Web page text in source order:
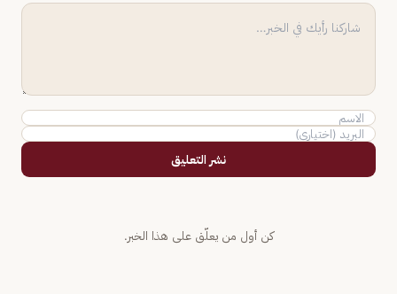
نشر التعليق
كن أول من يعلّق على هذا الخبر.